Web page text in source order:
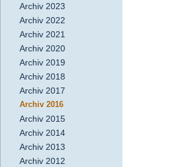
Archiv 2023
Archiv 2022
Archiv 2021
Archiv 2020
Archiv 2019
Archiv 2018
Archiv 2017
Archiv 2016
Archiv 2015
Archiv 2014
Archiv 2013
Archiv 2012